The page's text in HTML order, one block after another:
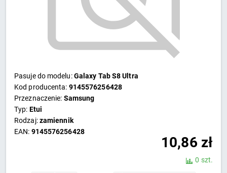
Pasuje do modelu:Galaxy Tab S8 Ultra
Kod producenta: 9145576256428
Przeznaczenie: Samsung
Typ: Etui
Rodzaj:zamiennik
EAN: 9145576256428
10,86 zł
0 szt.